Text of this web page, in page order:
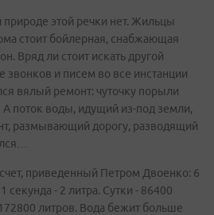
этой речки нет. Жильцы
стоит бойлерная, снабжающая
Вряд ли стоит искать другой
звонков и писем во все инстанции
вялый ремонт: чуточку порыли
поток воды, идущий из-под земли,
размывающий дорогу, разводящий
приведенный Петром Двоенко: 6
секунда - 2 литра. Сутки - 86400
литров. Вода бежит больше